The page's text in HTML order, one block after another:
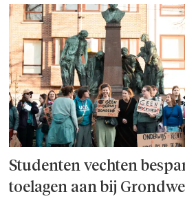
Studenten vechten
toelagen aan bij